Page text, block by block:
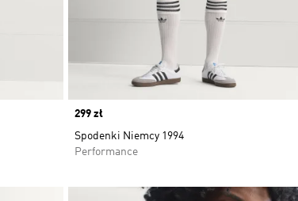
Price
299 zł
Spodenki Niemcy 1994
Performance